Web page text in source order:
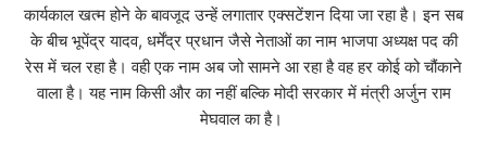
कार्यकाल खत्म होने के बावजूद उन्हें लगातार एक्सटेंशन दिया जा रहा है। इन सब
के बीच भूपेंद्र यादव, धर्मेंद्र प्रधान जैसे नेताओं का नाम भाजपा अध्यक्ष पद की
रेस में चल रहा है। वही एक नाम अब जो सामने आ रहा है वह हर कोई को चौंकाने
वाला है। यह नाम किसी और का नहीं बल्कि मोदी सरकार में मंत्री अर्जुन राम
मेघवाल का है।